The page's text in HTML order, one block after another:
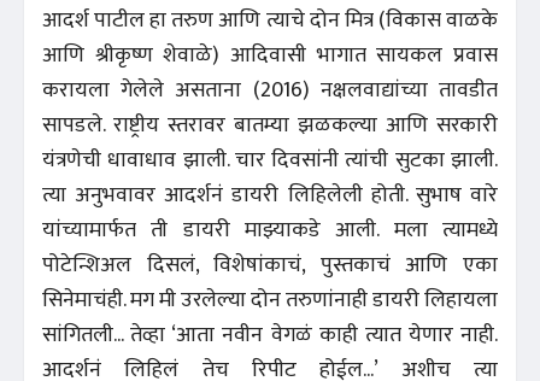
आदर्श पाटील हा तरुण आणि त्याचे दोन मित्र (विकास वाळके
आणि श्रीकृष्ण शेवाळे) आदिवासी भागात सायकल प्रवास
करायला गेलेले असताना (2016) नक्षलवाद्यांच्या तावडीत
सापडले. राष्ट्रीय स्तरावर बातम्या झळकल्या आणि सरकारी
यंत्रणेची धावाधाव झाली. चार दिवसांनी त्यांची सुटका झाली.
त्या अनुभवावर आदर्शनं डायरी लिहिलेली होती. सुभाष वारे
यांच्यामार्फत ती डायरी माझ्याकडे आली. मला त्यामध्ये
पोटेन्शिअल दिसलं, विशेषांकाचं, पुस्तकाचं आणि एका
सिनेमाचंही. मग मी उरलेल्या दोन तरुणांनाही डायरी लिहायला
सांगितली... तेव्हा ‘आता नवीन वेगळं काही त्यात येणार नाही.
आदर्शनं लिहिलं तेच रिपीट होईल...’ अशीच त्या